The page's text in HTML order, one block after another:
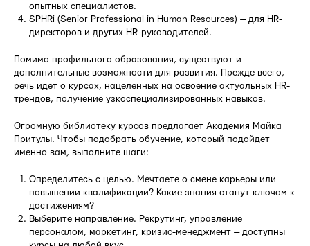
опытных специалистов.
SPHRi (Senior Professional in Human Resources) — для HR-
директоров и других HR-руководителей.
Помимо профильного образования, существуют и
дополнительные возможности для развития. Прежде всего,
речь идет о курсах, нацеленных на освоение актуальных HR-
трендов, получение узкоспециализированных навыков.
Огромную библиотеку курсов предлагает Академия Майка
Притулы. Чтобы подобрать обучение, который подойдет
именно вам, выполните шаги:
Определитесь с целью. Мечтаете о смене карьеры или
повышении квалификации? Какие знания станут ключом к
достижениям?
Выберите направление. Рекрутинг, управление
персоналом, маркетинг, кризис-менеджмент — доступны